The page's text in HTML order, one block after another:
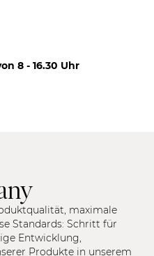
8 - 16.30 Uhr
maximale
Standards: Schritt für
Entwicklung,
Produkte in unserem